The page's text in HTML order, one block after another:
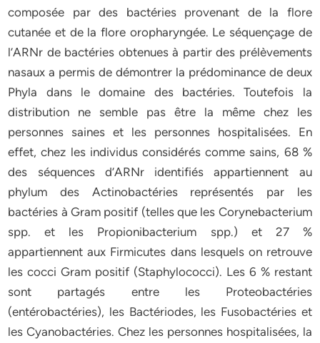
composée par des bactéries provenant de la flore
cutanée et de la flore oropharyngée. Le séquençage de
l’ARNr de bactéries obtenues à partir des prélèvements
nasaux a permis de démontrer la prédominance de deux
Phyla dans le domaine des bactéries. Toutefois la
distribution ne semble pas être la même chez les
personnes saines et les personnes hospitalisées. En
effet, chez les individus considérés comme sains, 68 %
des séquences d’ARNr identifiés appartiennent au
phylum des Actinobactéries représentés par les
bactéries à Gram positif (telles que les Corynebacterium
spp. et les Propionibacterium spp.) et 27 %
appartiennent aux Firmicutes dans lesquels on retrouve
les cocci Gram positif (Staphylococci). Les 6 % restant
sont partagés entre les Proteobactéries
(entérobactéries), les Bactériodes, les Fusobactéries et
les Cyanobactéries. Chez les personnes hospitalisées, la